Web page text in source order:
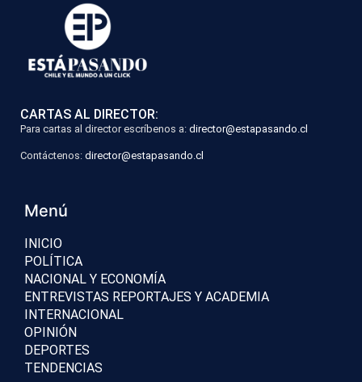
CARTAS AL DIRECTOR:
Para cartas al director escríbenos a: director@estapasando.cl
Contáctenos: director@estapasando.cl
Menú
INICIO
POLÍTICA
NACIONAL Y ECONOMÍA
ENTREVISTAS REPORTAJES Y ACADEMIA
INTERNACIONAL
OPINIÓN
DEPORTES
TENDENCIAS